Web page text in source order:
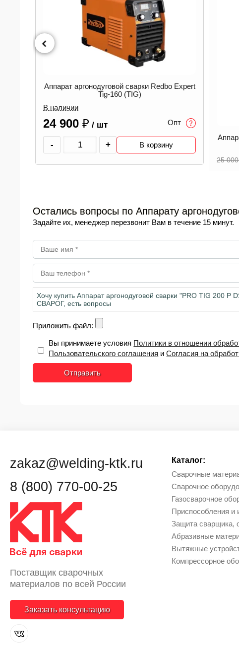
Аппарат аргонодуговой сварки Redbo Expert
Tig-160 (TIG)
В наличии
24 900 ₽ / шт Опт
- + В корзину
25
Остались вопросы по Аппарату
Задайте их, менеджер перезвонит Вам в течение 15 минут.
Приложить файл:
Вы принимаете условия Политики в отношении
Пользовательского соглашения иСогласия на
Отправить
zakaz@welding-ktk.ru
8 (800) 770-00-25
Поставщик сварочных
материалов по всей России
Заказать консультацию
Каталог:
Сварочные
Сварочное
Газосварочное
Приcпособления и
Защита сварщика,
Абразивные
Вытяжные
Компрессорное